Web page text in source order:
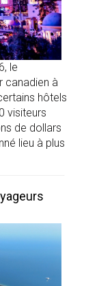
le
canadien à
hôtels
visiteurs
de dollars
lieu à plus